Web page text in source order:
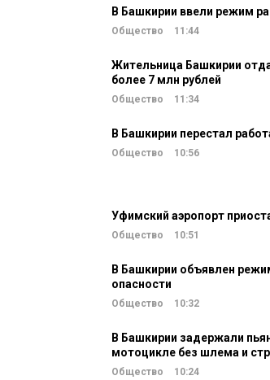
В Башкирии ввели режим
Общество 11:44
Жительница Башкирии
более 7 млн рублей
Общество 11:34
В Башкирии перестал
Общество 10:56
Уфимский аэропорт
Общество 10:51
В Башкирии объявлен
опасности
Общество 10:32
В Башкирии задержали
мотоцикле без шлема и
Общество 10:24